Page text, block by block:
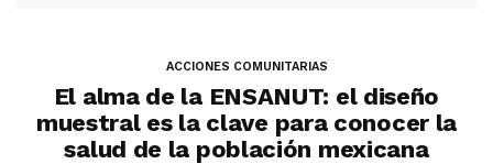
ACCIONES COMUNITARIAS
El alma de la ENSANUT: el diseño
muestral es la clave para conocer la
salud de la población mexicana